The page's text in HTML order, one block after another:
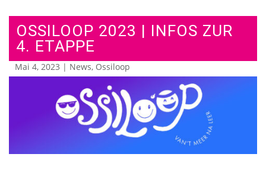
OSSILOOP 2023 | INFOS ZUR
4. ETAPPE
Mai 4, 2023 | News, Ossiloop